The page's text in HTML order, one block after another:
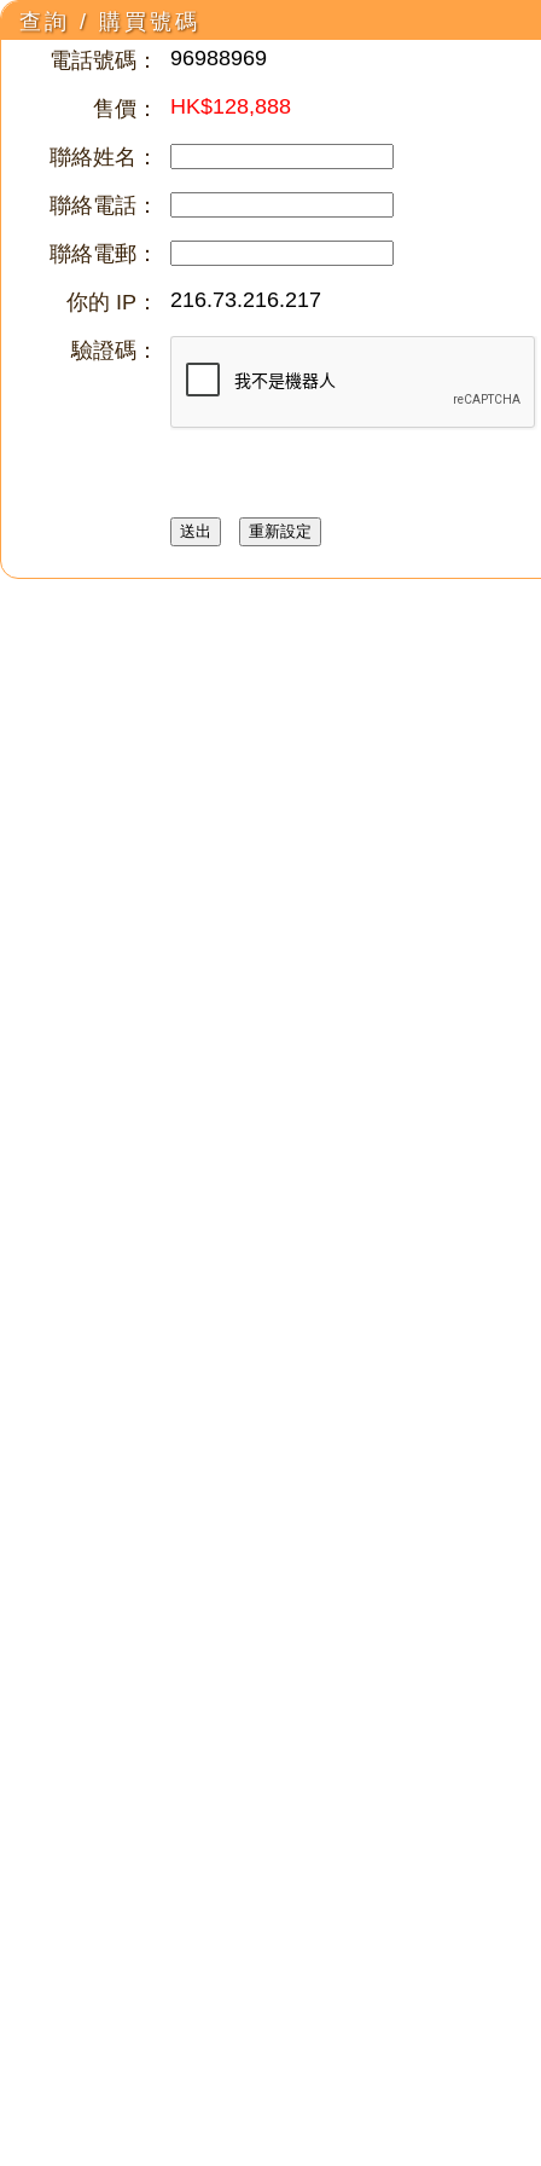
查詢 / 購買號碼
電話號碼：
96988969
售價： HK$128,888
聯絡姓名：
聯絡電話：
聯絡電郵：
你的 IP：
216.73.216.217
驗證碼：